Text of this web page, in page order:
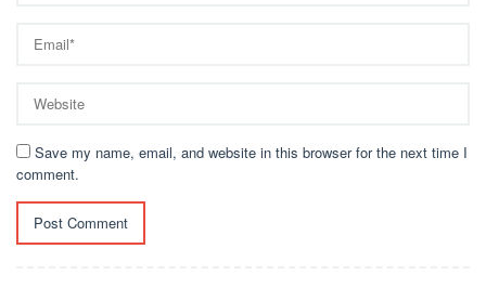
Save my name, email, and website in this browser for the next time I
comment.